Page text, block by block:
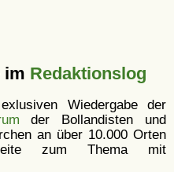
im Redaktionslog
Wiedergabe der
der Bollandisten und
an über 10.000 Orten
zum Thema mit